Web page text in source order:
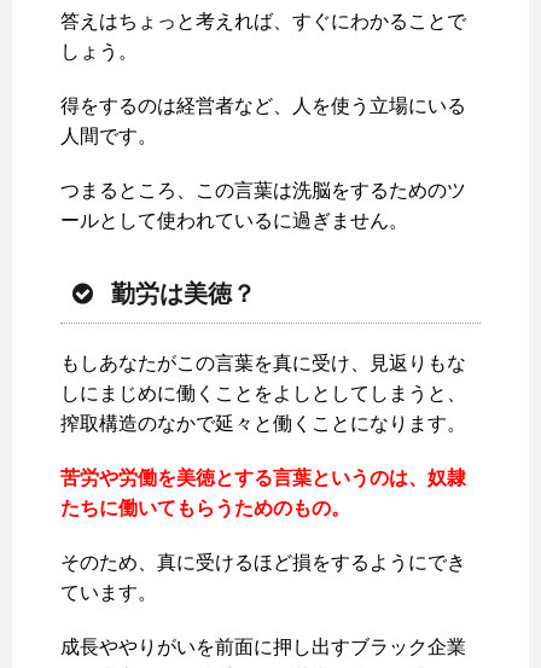
答えはちょっと考えれば、すぐにわかることで
しょう。
得をするのは経営者など、人を使う立場にいる
人間です。
つまるところ、この言葉は洗脳をするためのツ
ールとして使われているに過ぎません。
勤労は美徳？
もしあなたがこの言葉を真に受け、見返りもな
しにまじめに働くことをよしとしてしまうと、
搾取構造のなかで延々と働くことになります。
苦労や労働を美徳とする言葉というのは、奴隷
たちに働いてもらうためのもの。
そのため、真に受けるほど損をするようにでき
ています。
成長ややりがいを前面に押し出すブラック企業